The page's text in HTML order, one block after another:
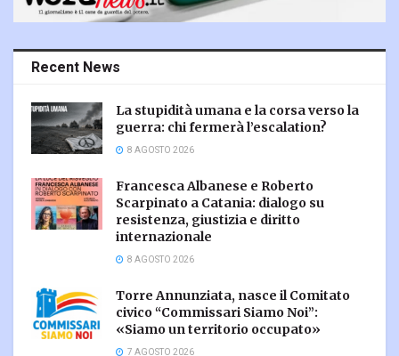
Recent News
La stupidità umana e la corsa verso la
guerra: chi fermerà l’escalation?
8 AGOSTO 2026
Francesca Albanese e Roberto
Scarpinato a Catania: dialogo su
resistenza, giustizia e diritto
internazionale
8 AGOSTO 2026
Torre Annunziata, nasce il Comitato
civico “Commissari Siamo Noi”:
«Siamo un territorio occupato»
7 AGOSTO 2026